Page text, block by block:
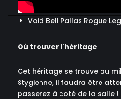
Void Bell Pallas Rogue
Où trouver l'héritage
Cet héritage se trouve au
Stygienne, il faudra être
passerez à coté de la salle